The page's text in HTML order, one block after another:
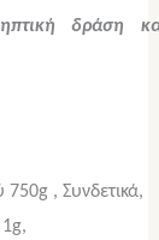
δράση
, Συνδετικά,
1g,